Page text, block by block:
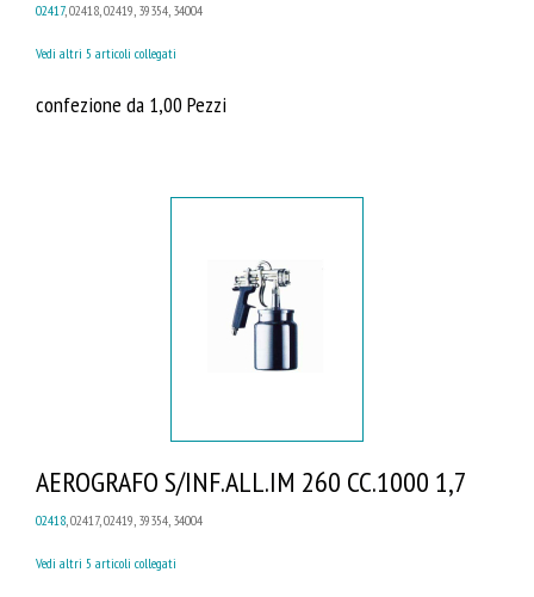
02417, 02418, 02419, 39354, 34004
Vedi altri 5 articoli collegati
confezione da 1,00 Pezzi
AEROGRAFO S/INF.ALL.IM 260 CC.1000 1,7
02418 , 02417, 02419, 39354, 34004
Vedi altri 5 articoli collegati